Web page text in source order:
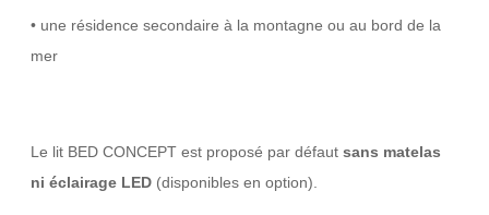
• une résidence secondaire à la montagne ou au bord de la
mer
Le lit BED CONCEPT est proposé par défaut sans matelas
ni éclairage LED (disponibles en option).